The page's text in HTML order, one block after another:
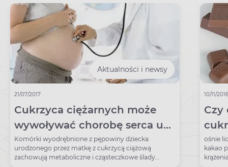
Aktualności i newsy
21/07/2017
Cukrzyca ciężarnych może
wywoływać chorobę serca u
dziecka
Komórki wyodrębnione z pępowiny dziecka
urodzonego przez matkę z cukrzycą ciążową
zachowują metaboliczne i cząsteczkowe ślady
10/11/
Czy
ośnie
kakao